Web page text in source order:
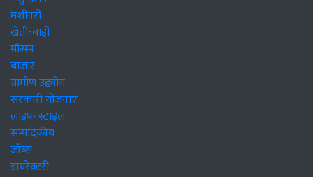
मशीनरी
खेती-बाड़ी
मौसम
बाजार
ग्रामीण उद्द्योग
सरकारी योजनाएं
लाइफ स्टाइल
सम्पादकीय
जॉब्स
डायरेक्टरी